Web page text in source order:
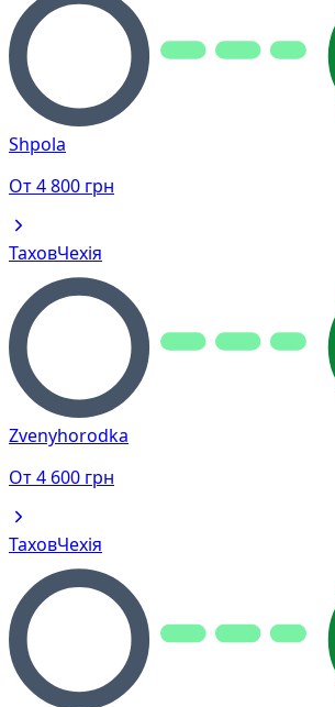
Shpola
От4 800 грн
ТаховЧехія
Zvenyhorodka
От4 600 грн
ТаховЧехія